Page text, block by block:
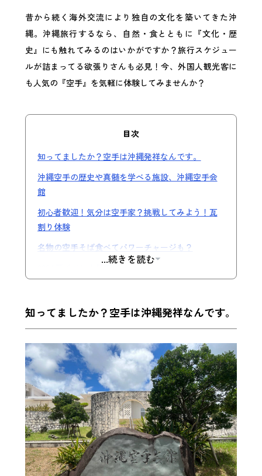
昔から続く海外交流により独自の文化を築いてきた沖
縄。沖縄旅行するなら、自然・食とともに『文化・歴
史』にも触れてみるのはいかがですか？旅行スケジュー
ルが詰まってる欲張りさんも必見！今、外国人観光客に
も人気の『空手』を気軽に体験してみませんか？
目次
知ってましたか？空手は沖縄発祥なんです。
沖縄空手の歴史や真髄を学べる施設、沖縄空手会
館
初心者歓迎！気分は空手家？挑戦してみよう！瓦
割り体験
名物の空手そば食べてパワーチャージも？
...続きを読む
知ってましたか？空手は沖縄発祥なんです。